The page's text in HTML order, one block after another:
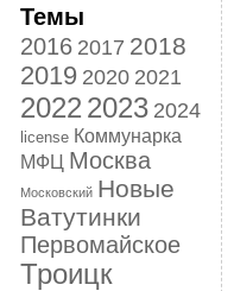
Темы
2016 2017 2018
2019 2020 2021
2022 2023 2024
license Коммунарка
МФЦ Москва
Московский Новые
Ватутинки
Первомайское
Троицк